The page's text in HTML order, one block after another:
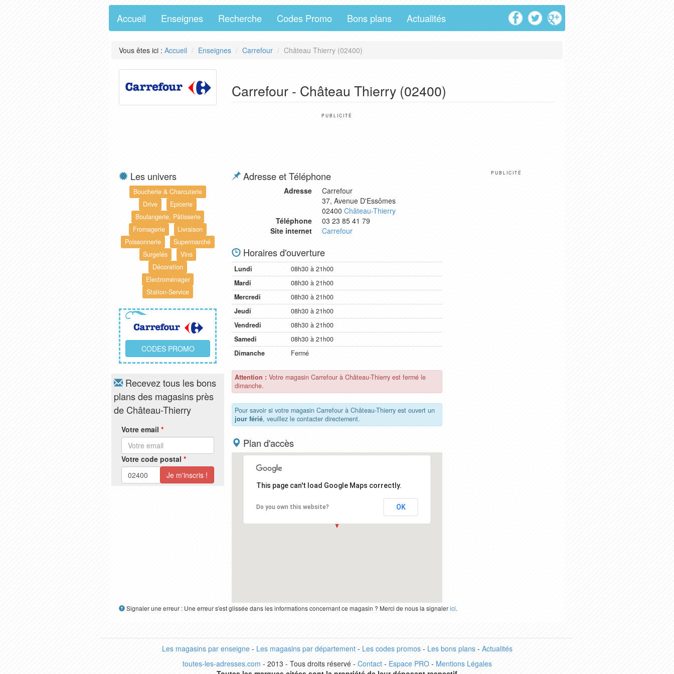
Accueil Enseignes Recherche Codes Promo Bons plans Actualités
Vous êtes ici : Accueil Enseignes Carrefour Château Thierry (02400)
Carrefour - Château Thierry (02400)
PUBLICITÉ
Les univers
Boucherie & Charcuterie
Drive
Epicerie
Boulangerie, Pâtisserie
Fromagerie
Livraison
Poissonnerie
Supermarché
Surgelés
Vins
Décoration
Electroménager
Station-Service
CODES PROMO
Recevez tous les bons
plans des magasins près
de Château-Thierry
Votre email *
Votre code postal *
Adresse et Téléphone
Adresse
Carrefour
37, Avenue D'Essômes
02400 Château-Thierry
Téléphone
03 23 85 41 79
Site internet
Carrefour
Horaires d'ouverture
Lundi
08h30 à 21h00
Mardi
08h30 à 21h00
Mercredi
08h30 à 21h00
Jeudi
08h30 à 21h00
Vendredi
08h30 à 21h00
Samedi
08h30 à 21h00
Dimanche
Fermé
Attention : Votre magasin Carrefour à Château-Thierry est fermé le
dimanche.
Pour savoir si votre magasin Carrefour à Château-Thierry est ouvert un
jour férié, veuillez le contacter directement.
Plan d'accès
This page can't load Google Maps correctly.
Do you own this website? OK
PUBLICITÉ
Signaler une erreur : Une erreur s'est glissée dans les informations concernant ce magasin ? Merci de nous la signalerici.
Les magasins par enseigne- Les magasins par département- Les codes promos- Les bons plans- Actualités
toutes-les-adresses.com - 2013 - Tous droits réservé - Contact- Espace PRO- Mentions Légales